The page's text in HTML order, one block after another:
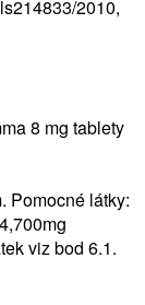
antagonisté
napětí svalů
usnadňuje
ACE inhibitory
selhání).
2010,
8 mg tablety
Pomocné látky:
viz bod 6.1.